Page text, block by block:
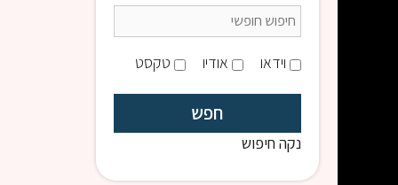
וידאו אודיו טקסט
נקה חיפוש